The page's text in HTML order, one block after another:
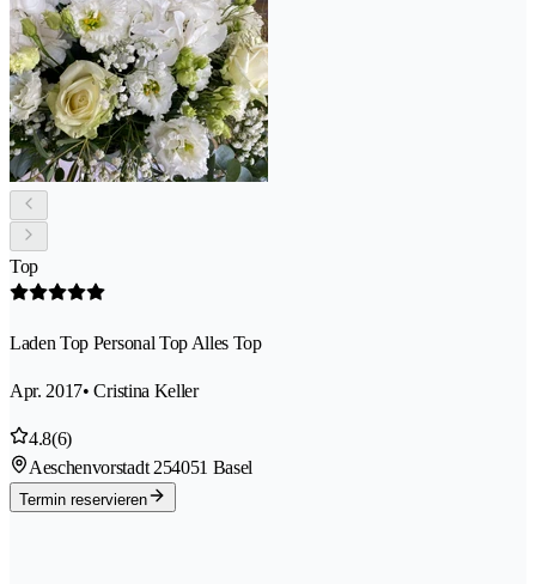
Top
Laden Top Personal Top Alles Top
Apr. 2017• Cristina Keller
4.8(6)
Aeschenvorstadt 254051 Basel
Termin reservieren